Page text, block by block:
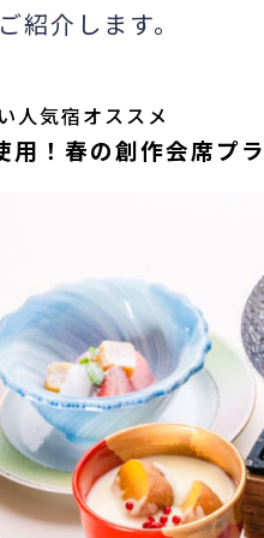
紹介します。
人気宿オススメ
用！春の創作会席プ